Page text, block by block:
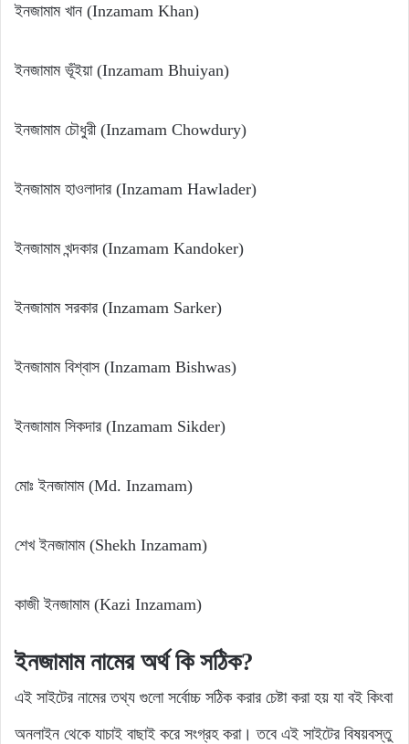
ইনজামাম খান (Inzamam Khan)
ইনজামাম ভূঁইয়া (Inzamam Bhuiyan)
ইনজামাম চৌধুরী (Inzamam Chowdury)
ইনজামাম হাওলাদার (Inzamam Hawlader)
ইনজামাম খন্দকার (Inzamam Kandoker)
ইনজামাম সরকার (Inzamam Sarker)
ইনজামাম বিশ্বাস (Inzamam Bishwas)
ইনজামাম সিকদার (Inzamam Sikder)
মোঃ ইনজামাম (Md. Inzamam)
শেখ ইনজামাম (Shekh Inzamam)
কাজী ইনজামাম (Kazi Inzamam)
ইনজামামনামের অর্থ কিসঠিক?
এই সাইটের নামের তথ্য গুলো সর্বোচ্চ সঠিক করার চেষ্টা করা হয় যা বই কিংবা
অনলাইন থেকে যাচাই বাছাই করে সংগ্রহ করা। তবে এই সাইটের বিষয়বস্তু